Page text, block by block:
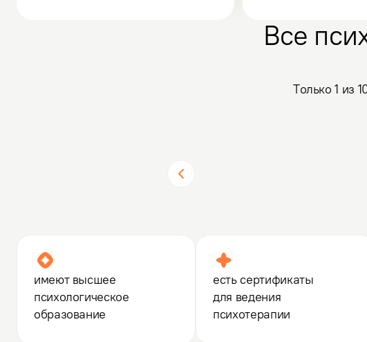
Все
Только 1 из
имеют высшее
психологическое
образование
есть сертификаты
для ведения
психотерапии